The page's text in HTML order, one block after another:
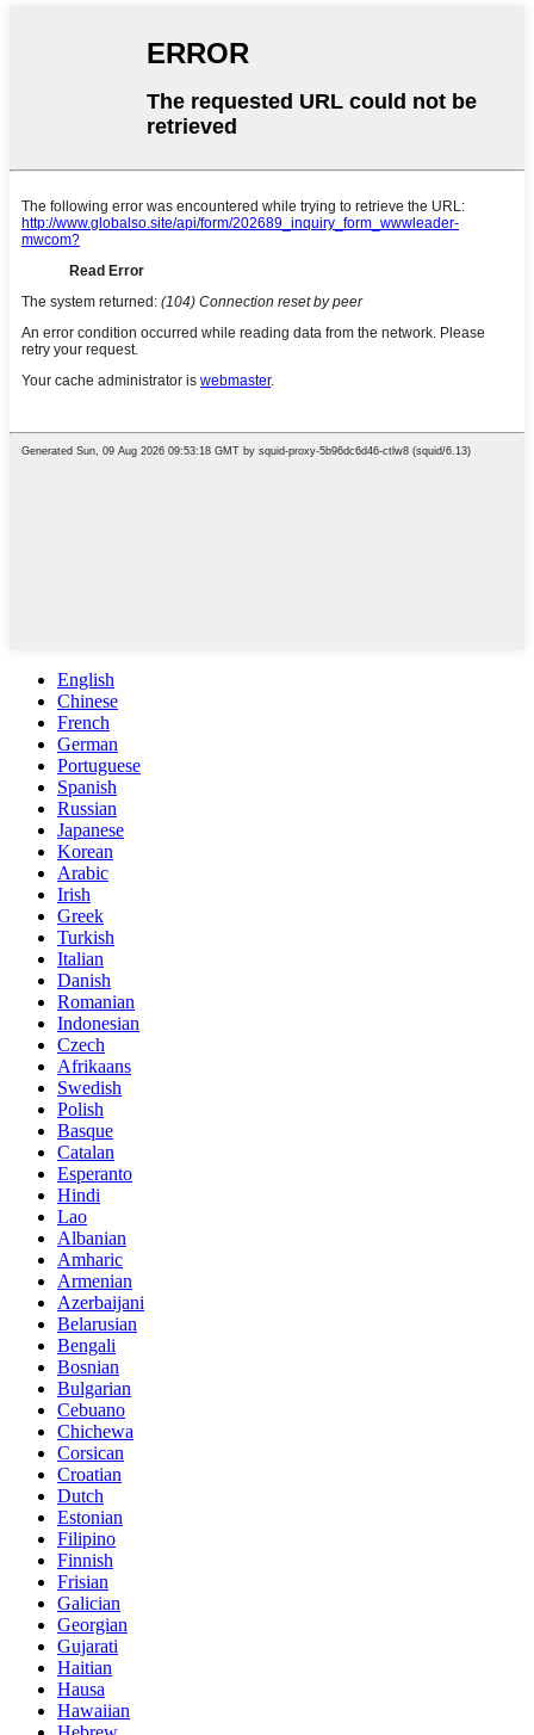
English
Chinese
French
German
Portuguese
Spanish
Russian
Japanese
Korean
Arabic
Irish
Greek
Turkish
Italian
Danish
Romanian
Indonesian
Czech
Afrikaans
Swedish
Polish
Basque
Catalan
Esperanto
Hindi
Lao
Albanian
Amharic
Armenian
Azerbaijani
Belarusian
Bengali
Bosnian
Bulgarian
Cebuano
Chichewa
Corsican
Croatian
Dutch
Estonian
Filipino
Finnish
Frisian
Galician
Georgian
Gujarati
Haitian
Hausa
Hawaiian